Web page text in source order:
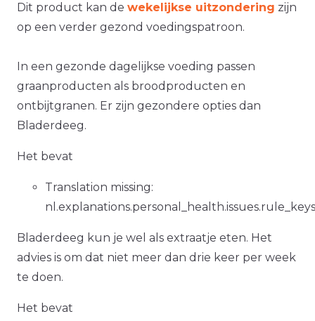
Dit product kan de wekelijkse uitzondering zijn
op een verder gezond voedingspatroon.
In een gezonde dagelijkse voeding passen
graanproducten als broodproducten en
ontbijtgranen. Er zijn gezondere opties dan
Bladerdeeg.
Het bevat
Translation missing:
Bladerdeeg kun je wel als extraatje eten. Het
advies is om dat niet meer dan drie keer per week
te doen.
Het bevat